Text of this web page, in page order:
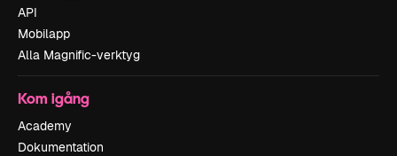
API
Mobilapp
Alla Magnific-verktyg
Kom igång
Academy
Dokumentation